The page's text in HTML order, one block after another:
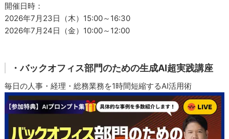
開催日時：
2026年7月23日（木）15:00～16:30
2026年7月24日（金）10:00～12:00
・バックオフィス部門のための生成AI超実践講座
毎日の人事・経理・総務業務を1時間短縮するAI活用術